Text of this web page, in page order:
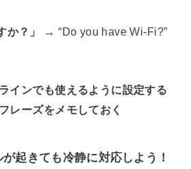
か？」
→ “Do you have Wi-Fi?”
インでも使えるように設定する
レーズをメモしておく
起きても冷静に対応しよう！